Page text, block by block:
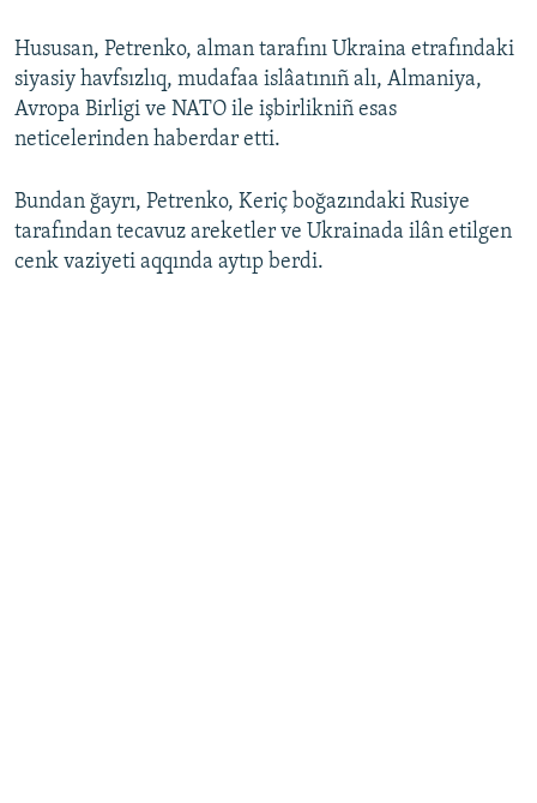
QOŞULIÑIZ!
Hususan, Petrenko, alman tarafını Ukraina etrafındaki
siyasiy havfsızlıq, mudafaa islâatınıñ alı, Almaniya,
Avropa Birligi ve NATO ile işbirlikniñ esas
neticelerinden haberdar etti.
Bundan ğayrı, Petrenko, Keriç boğazındaki Rusiye
tarafından tecavuz areketler ve Ukrainada ilân etilgen
cenk vaziyeti aqqında aytıp berdi.